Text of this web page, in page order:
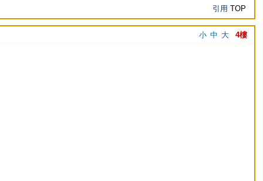
引用 TOP
4樓
大
中
小